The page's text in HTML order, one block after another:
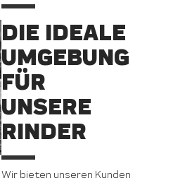
DIE IDEALE
UMGEBUNG
FÜR
UNSERE
RINDER
Wir bieten unseren Kunden